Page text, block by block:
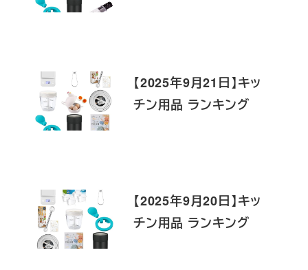
【2025年9月21日】キッ
チン用品 ランキング
【2025年9月20日】キッ
チン用品 ランキング